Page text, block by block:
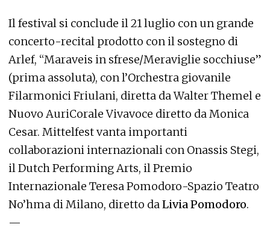
Il festival si conclude il 21 luglio con un grande
concerto-recital prodotto con il sostegno di
Arlef, “Maraveis in sfrese/Meraviglie socchiuse”
(prima assoluta), con l’Orchestra giovanile
Filarmonici Friulani, diretta da Walter Themel e
Nuovo AuriCorale Vivavoce diretto da Monica
Cesar. Mittelfest vanta importanti
collaborazioni internazionali con Onassis Stegi,
il Dutch Performing Arts, il Premio
Internazionale Teresa Pomodoro-Spazio Teatro
No’hma di Milano, diretto daLivia Pomodoro.
—